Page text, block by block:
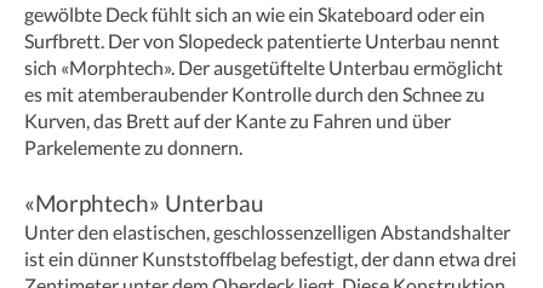
gewölbte Deck fühlt sich an wie ein Skateboard oder ein
Surfbrett. Der von Slopedeck patentierte Unterbau nennt
sich «Morphtech». Der ausgetüftelte Unterbau ermöglicht
es mit atemberaubender Kontrolle durch den Schnee zu
Kurven, das Brett auf der Kante zu Fahren und über
Parkelemente zu donnern.
«Morphtech» Unterbau
Unter den elastischen, geschlossenzelligen Abstandshalter
ist ein dünner Kunststoffbelag befestigt, der dann etwa drei